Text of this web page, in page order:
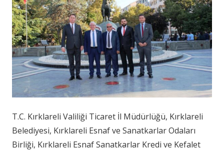
T.C. Kırklareli Valiliği Ticaret İl Müdürlüğü, Kırklareli
Belediyesi, Kırklareli Esnaf ve Sanatkarlar Odaları
Birliği, Kırklareli Esnaf Sanatkarlar Kredi ve Kefalet